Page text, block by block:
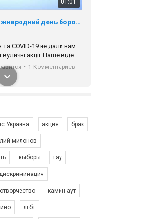
01:01
17 травня IDAHO. Міжнародний день боротьби з гомофобією трансфобією і біфобія.
та COVІD-19 не дали нам
акції. Наше відео-
коли ми у різних
ми разом. Ми
цінності рівності та
до нас. Регіональні
України.
• 1 Комментариев
Зупинимо насильство проти ЛГБТ в Україні! Stop violence against LGBT in Ukraine!
промо-ролік на
Украина акция брак
милонов
выборы гау
дискриминация
камин-аут
лгбт